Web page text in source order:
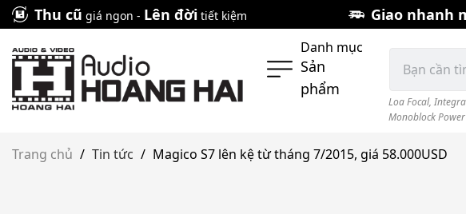
Skip
to
content
Thu cũ giá ngon - Lên đời tiết kiệm Giao nhanh
Danh mục
Sản
phẩm
kiếm:
Loa Focal,
Monoblock
Trang chủ / Tin tức / Magico S7 lên kệ từ tháng 7/2015, giá 58.000USD